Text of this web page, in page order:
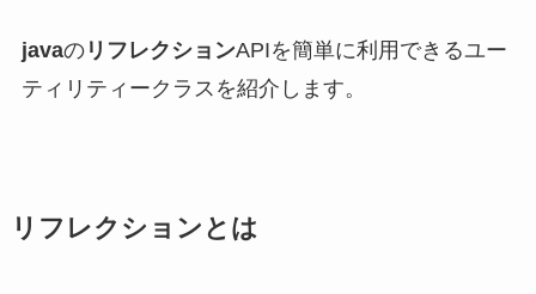
javaのリフレクションAPIを簡単に利用できるユー
ティリティークラスを紹介します。
リフレクションとは